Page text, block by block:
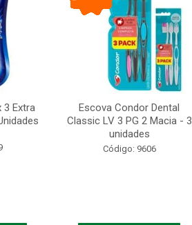
3 Extra
Escova Condor Dental
Classic LV 3 PG 2 Macia - 3
unidades
Código: 9606